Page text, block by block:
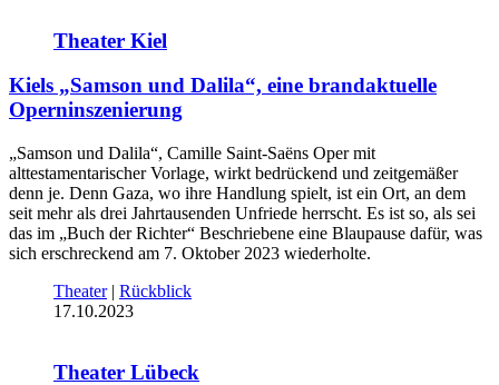
Theater Kiel
Kiels „Samson und Dalila“, eine brandaktuelle
Operninszenierung
„Samson und Dalila“, Camille Saint-Saëns Oper mit
alttestamentarischer Vorlage, wirkt bedrückend und zeitgemäßer
denn je. Denn Gaza, wo ihre Handlung spielt, ist ein Ort, an dem
seit mehr als drei Jahrtausenden Unfriede herrscht. Es ist so, als sei
das im „Buch der Richter“ Beschriebene eine Blaupause dafür, was
sich erschreckend am 7. Oktober 2023 wiederholte.
Theater| Rückblick
17.10.2023
Theater Lübeck